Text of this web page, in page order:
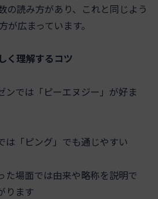
の読み方があり、これと同じよう
が広まっています。
く理解するコツ
ンでは「ピーエヌジー」が好ま
は「ピング」でも通じやすい
た場面では由来や略称を説明で
ります